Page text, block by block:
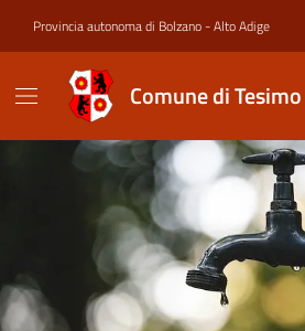
Provincia autonoma di Bolzano - Alto Adige
Comune di Tesimo
Contenuto in evidenza